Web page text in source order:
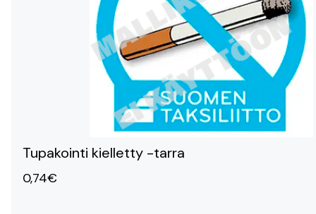
Tupakointi kielletty -tarra
0,74€